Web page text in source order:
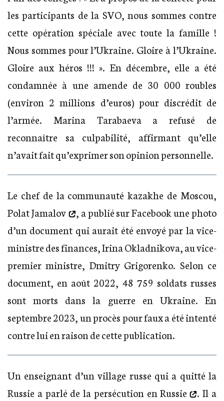
les participants de la SVO, nous sommes contre
cette opération spéciale avec toute la famille !
Nous sommes pour l’Ukraine. Gloire à l’Ukraine.
Gloire aux héros !!! ». En décembre, elle a été
condamnée à une amende de 30 000 roubles
(environ 2 millions d’euros) pour discrédit de
l’armée. Marina Tarabaeva a refusé de
reconnaître sa culpabilité, affirmant qu’elle
n’avait fait qu’exprimer son opinion personnelle.
Le chef de la communauté kazakhe de Moscou,
Polat Jamalov
, a publié sur Facebook une photo
d’un document qui aurait été envoyé par la vice-
ministre des finances, Irina Okladnikova, au vice-
premier ministre, Dmitry Grigorenko. Selon ce
document, en août 2022, 48 759 soldats russes
sont morts dans la guerre en Ukraine. En
septembre 2023, un procès pour faux a été intenté
contre lui en raison de cette publication.
Un enseignant d’un village russe qui a quitté la
Russie a parlé de la persécution en Russie
. Il a